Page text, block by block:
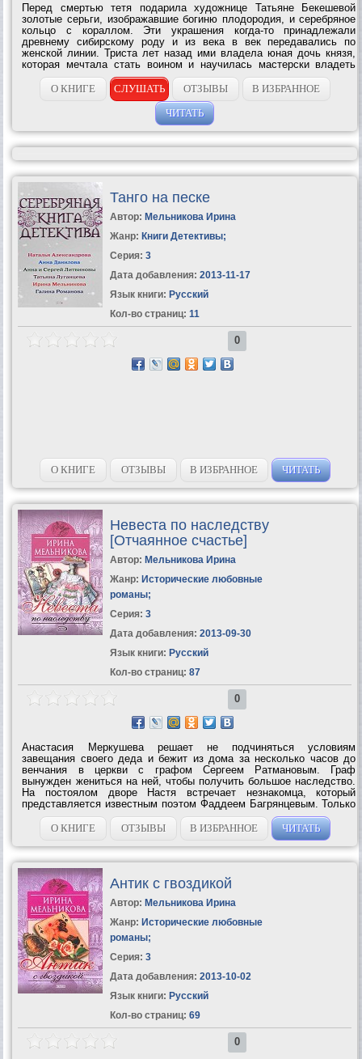
Перед смертью тетя подарила художнице Татьяне Бекешевой
золотые серьги, изображавшие богиню плодородия, и серебряное
кольцо с кораллом. Эти украшения когда-то принадлежали
древнему сибирскому роду и из века в век передавались по
женской линии. Триста лет назад ими владела юная дочь князя,
которая мечтала стать воином и научилась мастерски владеть
оружием. Однажды отец взял ее с собой на переговоры с русским
князем Мироном...
О КНИГЕ СЛУШАТЬ ОТЗЫВЫ
В ИЗБРАННОЕ
ЧИТАТЬ
Танго на песке
Автор: Мельникова Ирина
Жанр: Книги Детективы;
Серия: 3
Дата добавления: 2013-11-17
Язык книги: Русский
Кол-во страниц: 11
0
О КНИГЕ ОТЗЫВЫ В ИЗБРАННОЕ ЧИТАТЬ
Невеста по наследству
[Отчаянное счастье]
Автор: Мельникова Ирина
Жанр: Исторические любовные
романы;
Серия: 3
Дата добавления: 2013-09-30
Язык книги: Русский
Кол-во страниц: 87
0
Анастасия Меркушева решает не подчиняться условиям
завещания своего деда и бежит из дома за несколько часов до
венчания в церкви с графом Сергеем Ратмановым. Граф
вынужден жениться на ней, чтобы получить большое наследство.
На постоялом дворе Настя встречает незнакомца, который
представляется известным поэтом Фаддеем Багрянцевым. Только
ли желание оградить Настю от грядущих несчастий заставляет
поэта отправиться вслед за ней, а...
О КНИГЕ ОТЗЫВЫ В ИЗБРАННОЕ ЧИТАТЬ
Антик с гвоздикой
Автор: Мельникова Ирина
Жанр: Исторические любовные
романы;
Серия: 3
Дата добавления: 2013-10-02
Язык книги: Русский
Кол-во страниц: 69
0